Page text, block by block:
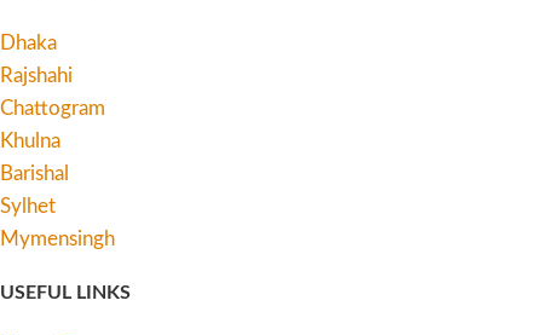
Dhaka
Rajshahi
Chattogram
Khulna
Barishal
Sylhet
Mymensingh
USEFUL LINKS